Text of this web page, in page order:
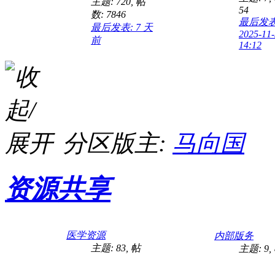
数: 7846
最后发表: 7 天
前
54
最后发
2025-
14:12
分区版主: 马向国
资源共享
医学资源
主题: 83 帖
内部版务
主题: 9